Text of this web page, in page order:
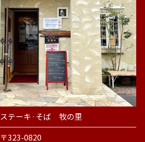
ステーキ·そば 牧の里
〒323-0820